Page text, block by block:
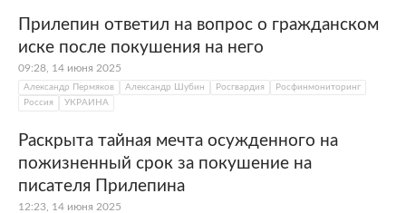
Прилепин ответил на вопрос о гражданском
иске после покушения на него
09:28, 14 июня 2025
Александр Пермяков Александр Шубин Росгвардия
Росфинмониторинг
Россия
УКРАИНА
Раскрыта тайная мечта осужденного на
пожизненный срок за покушение на
писателя Прилепина
12:23, 14 июня 2025